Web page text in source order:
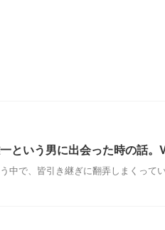
という男に出会った時の話。
中で、皆引き継ぎに翻弄しまくっ